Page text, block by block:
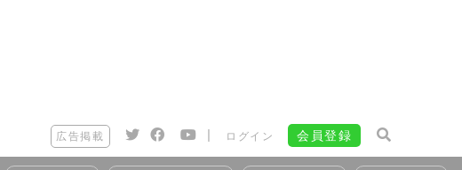
広告掲載 | ログイン 会員登録